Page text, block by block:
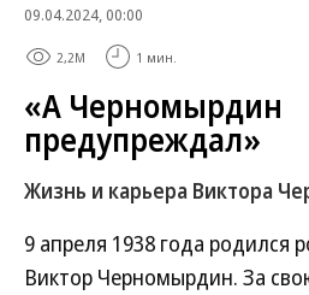
09.04.2024, 00:00
2,2M 1 мин.
«А Черномырдин
предупреждал»
Жизнь и карьера Виктора
9 апреля 1938 года родился
Виктор Черномырдин. За